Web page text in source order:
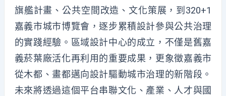
旗艦計畫、公共空間改造、文化策展，到320+1
嘉義市城市博覽會，逐步累積設計參與公共治理
的實踐經驗。區域設計中心的成立，不僅是舊嘉
義菸葉廠活化再利用的重要成果，更象徵嘉義市
從木都、畫都邁向設計驅動城市治理的新階段。
未來將透過這個平台串聯文化、產業、人才與國